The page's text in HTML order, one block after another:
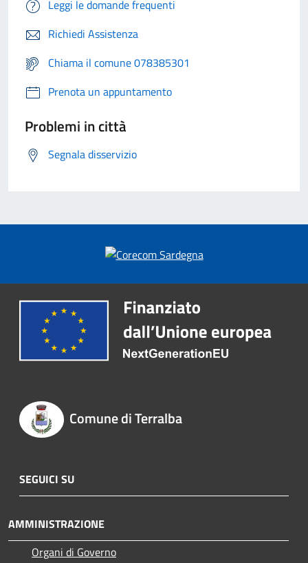
Leggi le domande frequenti
Richiedi Assistenza
Chiama il comune 078385301
Prenota un appuntamento
Problemi in città
Segnala disservizio
Comune di Terralba
SEGUICI SU
AMMINISTRAZIONE
Organi di Governo